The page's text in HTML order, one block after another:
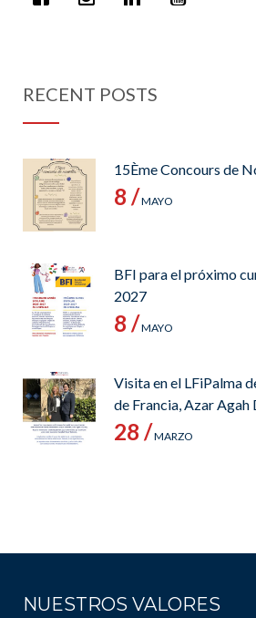
RECENT POSTS
15Ème Concours de
8 /MAYO
BFI para el próximo
2027
8 /MAYO
Visita en el LFiPalma
de Francia, Azar Agah
28 /MARZO
NUESTROS VALORES